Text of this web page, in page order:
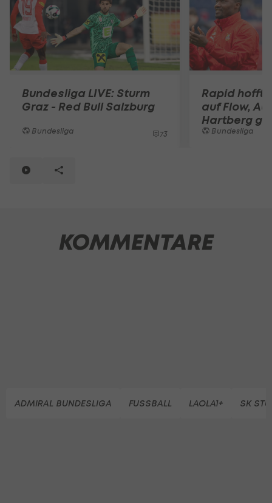
Bundesliga LIVE: Sturm
Graz - Red Bull Salzburg
Bundesliga 73
Rapid hofft
auf Flow,
Hartberg
Bundesliga
KOMMENTARE
ADMIRAL BUNDESLIGA FUSSBALL LAOLA1+ SK